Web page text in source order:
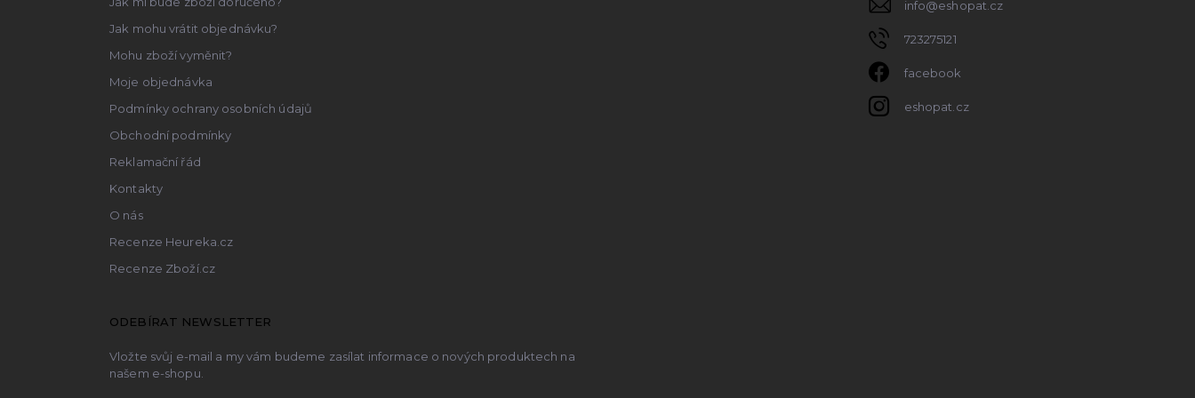
Jak mohu vrátit objednávku?
Mohu zboží vyměnit?
Moje objednávka
Podmínky ochrany osobních údajů
Obchodní podmínky
Reklamační řád
Kontakty
O nás
Recenze Heureka.cz
Recenze Zboží.cz
info@eshopat.cz
723275121
facebook
eshopat.cz
ODEBÍRAT NEWSLETTER
Vložte svůj e-mail a my vám budeme zasílat informace o nových produktech na
našem e-shopu.